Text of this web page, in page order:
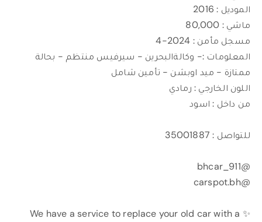
الموديل : 2016
ماشي : 80,000
مسجل مأمن : 2024-4
المعلومات :- وكالةالبحرين - سيرفيس منتظم - بحالة
ممتازة - ميد اوبشن - تأمين شامل
اللون الخارجي : رمادي
من داخل : اسود
للتواصل : 35001887
@bhcar_911
@carspot.bh
✨ We have a service to replace your old car with a